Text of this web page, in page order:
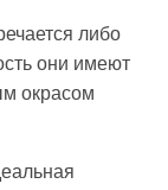
либо
они имеют
окрасом